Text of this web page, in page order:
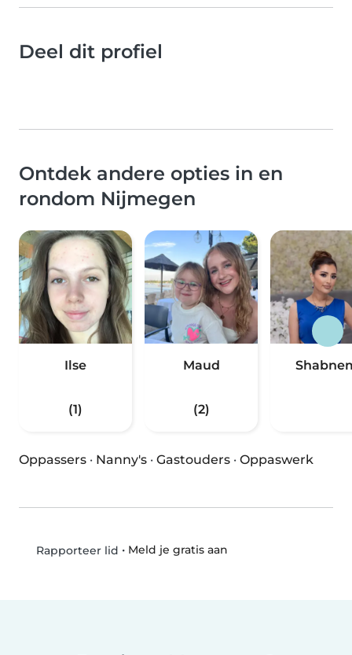
Deel dit profiel
Ontdek andere opties in en
rondom Nijmegen
Ilse
(1)
Maud
(2)
Oppassers · Nanny's · Gastouders · Oppaswerk
Rapporteer lid • Meld je gratis aan